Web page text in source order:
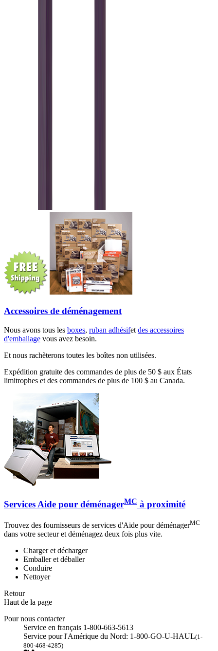
Accessoires de déménagement
Nous avons tous les boxes, ruban adhésifet des accessoires
d'emballage vous avez besoin.
Et nous rachèterons toutes les boîtes non utilisées.
Expédition gratuite des commandes de plus de 50 $ aux États
limitrophes et des commandes de plus de 100 $ au Canada.
Services Aide pour déménagerMC à proximité
Trouvez des fournisseurs de services d'Aide pour déménagerMC
dans votre secteur et déménagez deux fois plus vite.
Charger et décharger
Emballer et déballer
Conduire
Nettoyer
Retour
Haut de la page
Pour nous contacter
Service en français 1-800-663-5613
Service pour l'Amérique du Nord: 1-800-GO-U-HAUL(1-
800-468-4285)